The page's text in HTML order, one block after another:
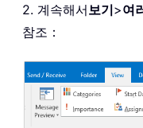
2. 계속해서보기>여
참조：